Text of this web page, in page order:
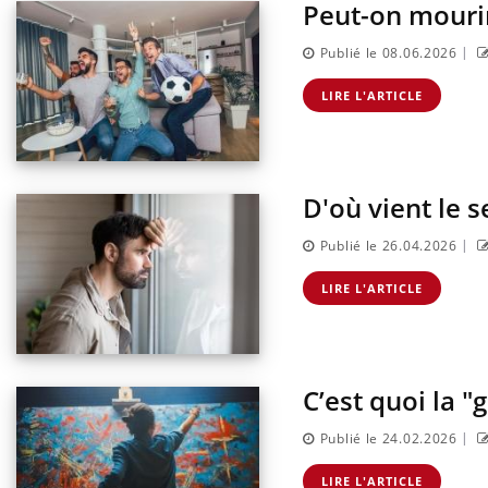
Peut-on
Publié le 08.06.2026 |
LIRE L'ARTICLE
D'où vient le
Publié le 26.04.2026 |
LIRE L'ARTICLE
C’est quoi la
Publié le 24.02.2026 |
LIRE L'ARTICLE